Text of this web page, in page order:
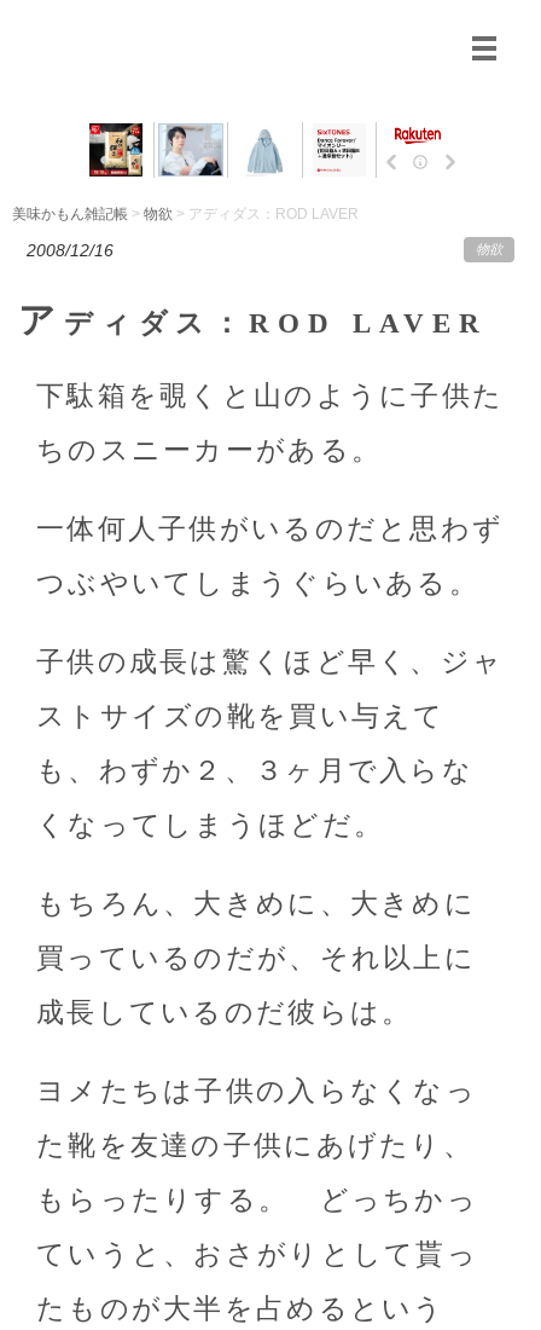
美味かもん雑記帳 > 物欲 > アディダス：ROD LAVER
2008/12/16 物欲
ア ディダス：ROD LAVER
下駄箱を覗くと山のように子供た
ちのスニーカーがある。
一体何人子供がいるのだと思わず
つぶやいてしまうぐらいある。
子供の成長は驚くほど早く、ジャ
ストサイズの靴を買い与えて
も、わずか２、３ヶ月で入らな
くなってしまうほどだ。
もちろん、大きめに、大きめに
買っているのだが、それ以上に
成長しているのだ彼らは。
ヨメたちは子供の入らなくなっ
た靴を友達の子供にあげたり、
もらったりする。 どっちかっ
ていうと、おさがりとして貰っ
たものが大半を占めるという